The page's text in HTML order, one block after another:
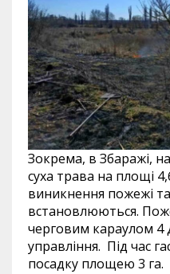
Зокрема, в Збаражі,
суха трава на площі
виникнення пожежі
встановлюються.
черговим караулом
управління. Під час
посадку площею 3 га.